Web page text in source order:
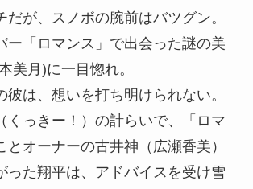
だが、スノボの腕前はバツグン。
ー「ロマンス」で出会った謎の美
美月)に一目惚れ。
彼は、想いを打ち明けられない。
くっきー！）の計らいで、「ロマ
とオーナーの古井神（広瀬香美）
った翔平は、アドバイスを受け雪